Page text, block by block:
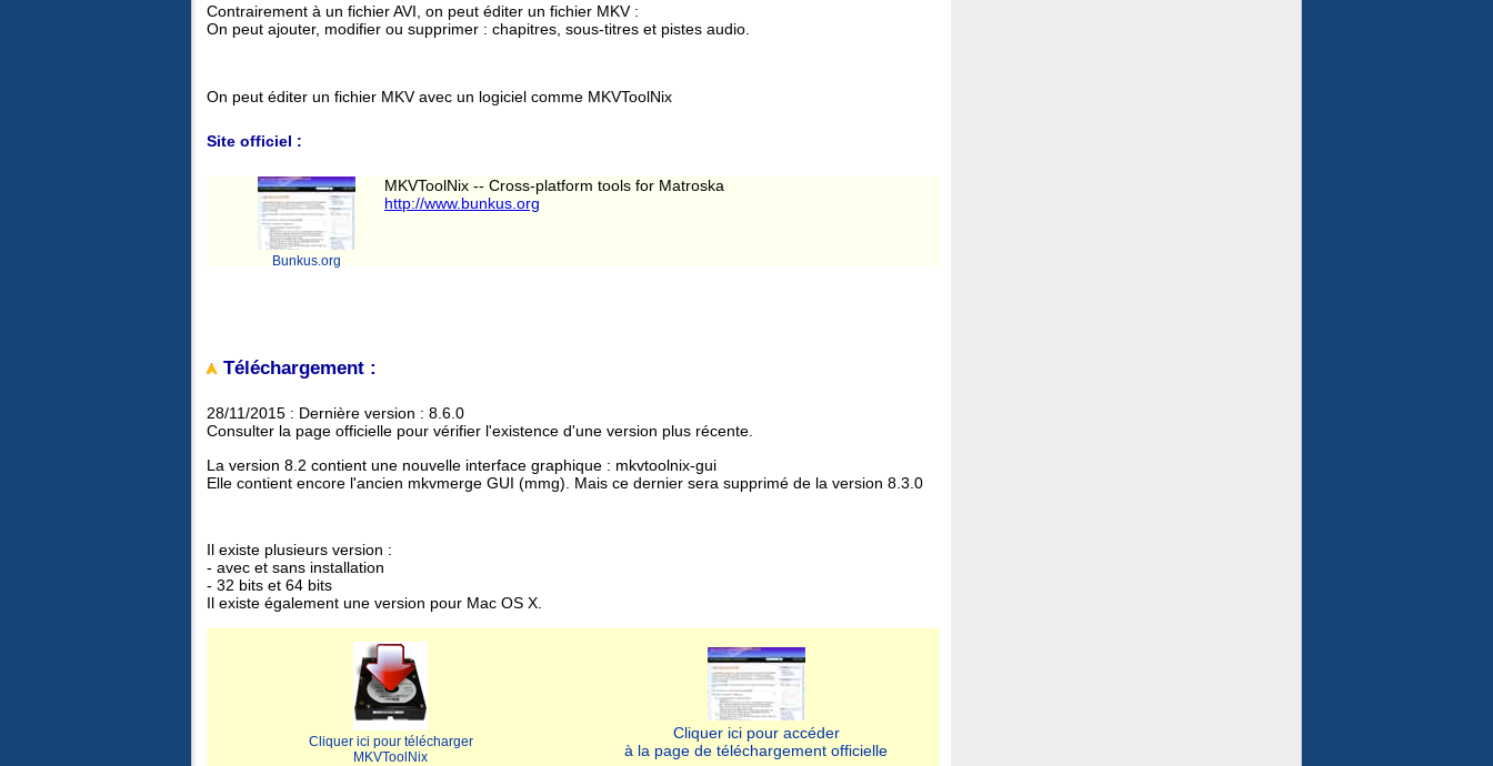
Contrairement à un fichier AVI, on peut éditer un fichier MKV :
On peut ajouter, modifier ou supprimer : chapitres, sous-titres et pistes audio.
On peut éditer un fichier MKV avec un logiciel comme MKVToolNix
Site officiel :
Bunkus.org
MKVToolNix -- Cross-platform tools for Matroska
http://www.bunkus.org
Téléchargement :
28/11/2015 : Dernière version : 8.6.0
Consulter la page officielle pour vérifier l'existence d'une version plus récente.
La version 8.2 contient une nouvelle interface graphique : mkvtoolnix-gui
Elle contient encore l'ancien mkvmerge GUI (mmg). Mais ce dernier sera supprimé de la version 8.3.0
Il existe plusieurs version :
- avec et sans installation
- 32 bits et 64 bits
Il existe également une version pour Mac OS X.
Cliquer ici pour télécharger
MKVToolNix
Cliquer ici pour accéder
à la page de téléchargement officielle